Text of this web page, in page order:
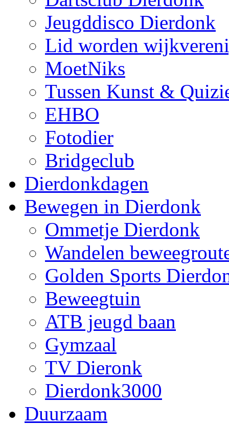
Jeugddisco Dierdonk
Lid worden
MoetNiks
Tussen Kunst &
EHBO
Fotodier
Bridgeclub
Dierdonkdagen
Bewegen in Dierdonk
Ommetje Dierdonk
Wandelen
Golden Sports
Beweegtuin
ATB jeugd baan
Gymzaal
TV Dieronk
Dierdonk3000
Duurzaam